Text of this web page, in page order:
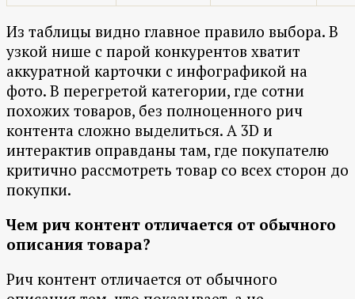
Из таблицы видно главное правило выбора. В
узкой нише с парой конкурентов хватит
аккуратной карточки с инфографикой на
фото. В перегретой категории, где сотни
похожих товаров, без полноценного рич
контента сложно выделиться. А 3D и
интерактив оправданы там, где покупателю
критично рассмотреть товар со всех сторон до
покупки.
Чем рич контент отличается от обычного
описания товара?
Рич контент отличается от обычного